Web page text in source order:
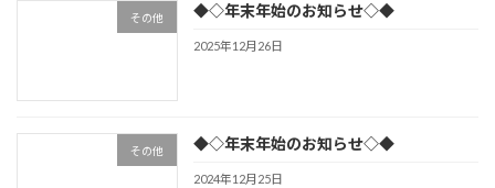
その他 ◆◇年末年始のお知らせ◇◆
2025年12月26日
その他 ◆◇年末年始のお知らせ◇◆
2024年12月25日